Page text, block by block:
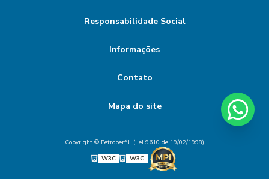
Responsabilidade Social
Informações
Contato
Mapa do site
Copyright © Petroperfil. (Lei 9610 de 19/02/1998)
W3C
W3C